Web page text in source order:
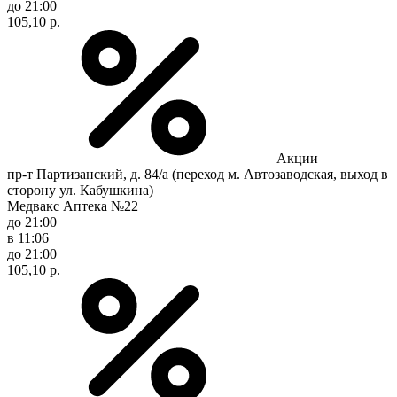
до 21:00
105,10 р.
Акции
пр-т Партизанский, д. 84/а (переход м. Автозаводская, выход в
сторону ул. Кабушкина)
Медвакс Аптека №22
до 21:00
в 11:06
до 21:00
105,10 р.